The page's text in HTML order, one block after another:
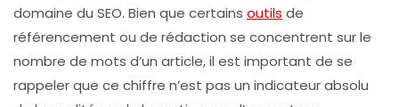
domaine du SEO. Bien que certains outils de
référencement ou de rédaction se concentrent sur le
nombre de mots d’un article, il est important de se
rappeler que ce chiffre n’est pas un indicateur absolu